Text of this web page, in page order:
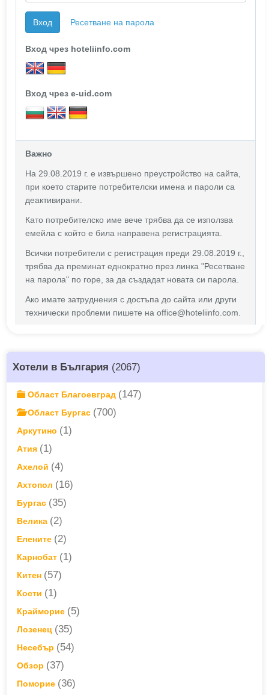
Хотели в България (2067)
Област Благоевград (147)
Област Бургас (700)
Аркутино (1)
Атия (1)
Ахелой (4)
Ахтопол (16)
Бургас (35)
Велика (2)
Елените (2)
Карнобат (1)
Китен (57)
Кости (1)
Крайморие (5)
Лозенец (35)
Несебър (54)
Обзор (37)
Поморие (36)